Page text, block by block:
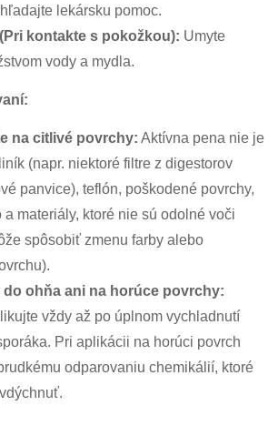
lekársku pomoc.
(Pri kontakte s pokožkou): Umyte
vody a mydla.
na citlivé povrchy: Aktívna pena nie je
(napr. niektoré filtre z digestorov
panvice), teflón, poškodené povrchy,
a materiály, ktoré nie sú odolné voči
spôsobiť zmenu farby alebo
do ohňa ani na horúce povrchy:
vždy až po úplnom vychladnutí
Pri aplikácii na horúci povrch
odparovaniu chemikálií, ktoré